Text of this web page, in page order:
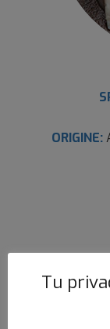
ORIGINE:
Tu